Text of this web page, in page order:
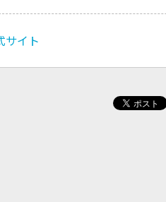
サイト